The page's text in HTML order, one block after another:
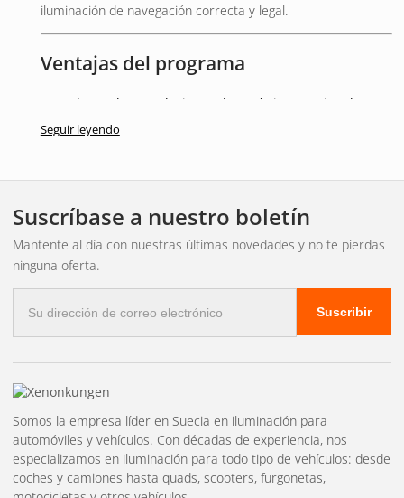
iluminación de navegación correcta y legal.
Ventajas del programa
Cumple con las regulaciones de envío internacionales.
Diseño totalmente sumergible
Bajo consumo de energía
Otra información / Información
importante
5 años de garantía
Destinado al lado de babor (luz roja)
Seguir leyendo
Suscríbase a nuestro boletín
Mantente al día con nuestras últimas novedades y no te pierdas
ninguna oferta.
electrónico
Suscribir
Somos la empresa líder en Suecia en iluminación para
automóviles y vehículos. Con décadas de experiencia, nos
especializamos en iluminación para todo tipo de vehículos: desde
coches y camiones hasta quads, scooters, furgonetas,